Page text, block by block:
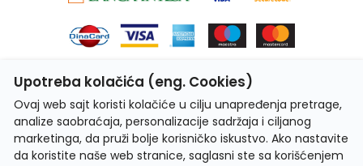
Upotreba kolačića (eng. Cookies)
Ovaj web sajt koristi kolačiće u cilju unapređenja pretrage,
analize saobraćaja, personalizacije sadržaja i ciljanog
marketinga, da pruži bolje korisničko iskustvo. Ako nastavite
da koristite naše web stranice, saglasni ste sa korišćenjem